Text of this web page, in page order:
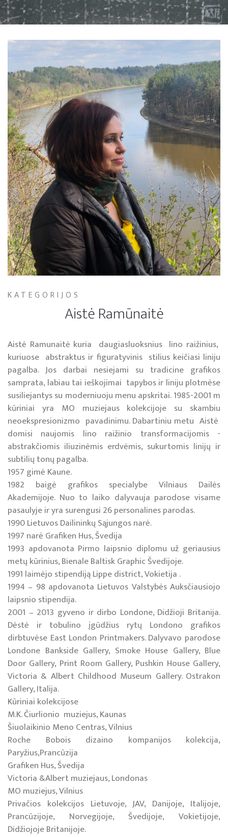
KATEGORIJOS
Aistė Ramūnaitė
Aistė Ramunaitė kuria daugiasluoksnius lino raižinius,
kuriuose abstraktus ir figuratyvinis stilius keičiasi liniju
pagalba. Jos darbai nesiejami su tradicine grafikos
samprata, labiau tai ieškojimai tapybos ir liniju plotmėse
susiliejantys su moderniuoju menu apskritai. 1985-2001 m
kūriniai yra MO muziejaus kolekcijoje su skambiu
neoekspresionizmo pavadinimu. Dabartiniu metu Aistė
domisi naujomis lino raižinio transformacijomis -
abstrakčiomis iliuzinėmis erdvėmis, sukurtomis linijų ir
subtilių tonų pagalba.
1957 gimė Kaune.
1982 baigė grafikos specialybe Vilniaus Dailės
Akademijoje. Nuo to laiko dalyvauja parodose visame
pasaulyje ir yra surengusi 26 personalines parodas.
1990 Lietuvos Dailininkų Sąjungos narė.
1997 narė Grafiken Hus, Švedija
1993 apdovanota Pirmo laipsnio diplomu už geriausius
metų kūrinius, Bienale Baltisk Graphic Švedijoje.
1991 laimėjo stipendiją Lippe district, Vokietija .
1994 – 98 apdovanota Lietuvos Valstybės Auksčiausiojo
laipsnio stipendija.
2001 – 2013 gyveno ir dirbo Londone, Didžioji Britanija.
Dėstė ir tobulino įgūdžius rytų Londono grafikos
dirbtuvėse East London Printmakers. Dalyvavo parodose
Londone Bankside Gallery, Smoke House Gallery, Blue
Door Gallery, Print Room Gallery, Pushkin House Gallery,
Victoria & Albert Childhood Museum Gallery. Ostrakon
Gallery, Italija.
Kūriniai kolekcijose
M.K. Čiurlionio muziejus, Kaunas
Šiuolaikinio Meno Centras, Vilnius
Roche Bobois dizaino kompanijos kolekcija,
Paryžius,Prancūzija
Grafiken Hus, Švedija
Victoria &Albert muziejaus, Londonas
MO muziejus, Vilnius
Privačios kolekcijos Lietuvoje, JAV, Danijoje, Italijoje,
Prancūzijoje, Norvegijoje, Švedijoje, Vokietijoje,
Didžiojoje Britanijoje.